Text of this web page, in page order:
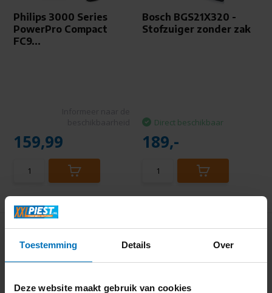
Toestemming Details Over
Deze website maakt gebruik van cookies
Philips 3000 Series
PowerPro Compact
FC9...
159,99
Bosch BGS21X320 -
Stofzuiger zonder zak
Direct beschikbaar
189,-